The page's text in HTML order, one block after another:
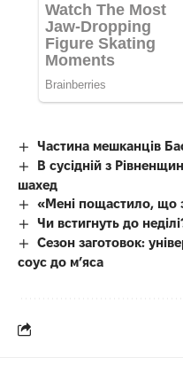
Частина мешканців
В сусідній з
шахед
«Мені пощастило, що
Чи встигнуть до
Сезон заготовок:
соус до мʼяса